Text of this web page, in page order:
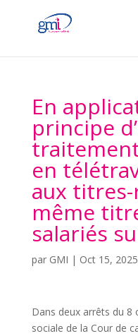
En
principe
en
aux
même
salariés
par GMI | Oct 15, 2025
Dans deux arrêts du 8
sociale de la Cour de